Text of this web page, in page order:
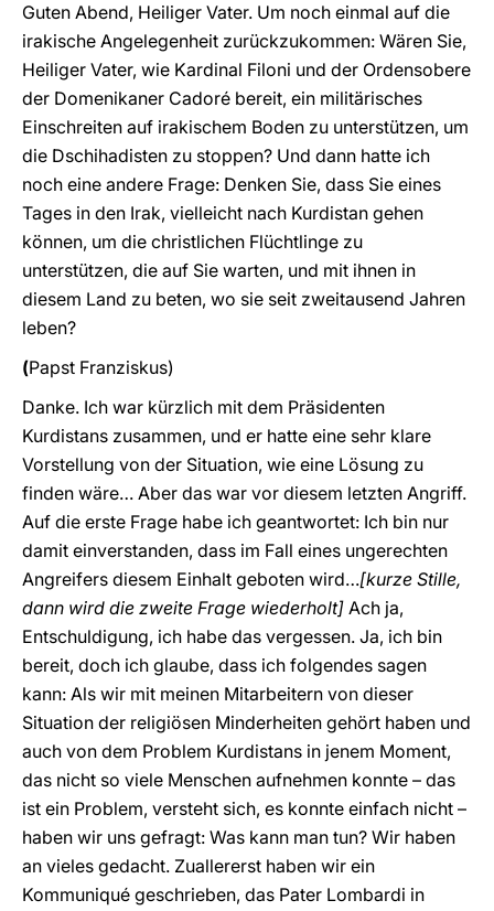
Guten Abend, Heiliger Vater. Um noch einmal auf die
irakische Angelegenheit zurückzukommen: Wären Sie,
Heiliger Vater, wie Kardinal Filoni und der Ordensobere
der Domenikaner Cadoré bereit, ein militärisches
Einschreiten auf irakischem Boden zu unterstützen, um
die Dschihadisten zu stoppen? Und dann hatte ich
noch eine andere Frage: Denken Sie, dass Sie eines
Tages in den Irak, vielleicht nach Kurdistan gehen
können, um die christlichen Flüchtlinge zu
unterstützen, die auf Sie warten, und mit ihnen in
diesem Land zu beten, wo sie seit zweitausend Jahren
leben?
(Papst Franziskus)
Danke. Ich war kürzlich mit dem Präsidenten
Kurdistans zusammen, und er hatte eine sehr klare
Vorstellung von der Situation, wie eine Lösung zu
finden wäre… Aber das war vor diesem letzten Angriff.
Auf die erste Frage habe ich geantwortet: Ich bin nur
damit einverstanden, dass im Fall eines ungerechten
Angreifers diesem Einhalt geboten wird…[kurze Stille,
dann wird die zweite Frage wiederholt] Ach ja,
Entschuldigung, ich habe das vergessen. Ja, ich bin
bereit, doch ich glaube, dass ich folgendes sagen
kann: Als wir mit meinen Mitarbeitern von dieser
Situation der religiösen Minderheiten gehört haben und
auch von dem Problem Kurdistans in jenem Moment,
das nicht so viele Menschen aufnehmen konnte – das
ist ein Problem, versteht sich, es konnte einfach nicht –
haben wir uns gefragt: Was kann man tun? Wir haben
an vieles gedacht. Zuallererst haben wir ein
Kommuniqué geschrieben, das Pater Lombardi in